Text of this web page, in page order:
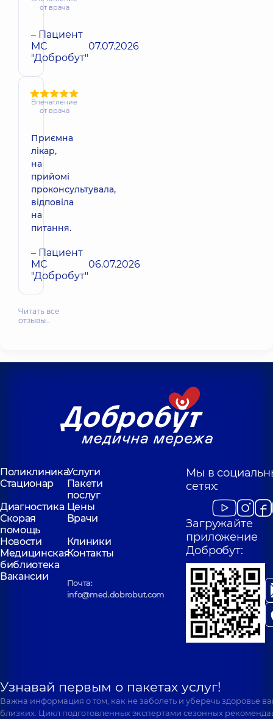
от врача
– Пациент
МС
"Добробут"
07.07.2026
Впечатление
от врача
Приємна
лікар,
на
прийомі
проконсультувала,
відповіла
на
питання.
– Пациент
МС
"Добробут"
06.07.2026
Читать все
отзывы…
ПоликлиникаУслуги
Стационар
Пакети
послуг
Диагностика Цены
Скорая
помощь
Врачи
Новости
Клиники
Медицинская
библиотека
Контакты
Вакансии
Почта:
info@med.dobrobut.com
Мы в
сетях:
Загружайте
приложение
Добробут:
Узнавай первым о пакетах услуг!
Важна информация о том, как не заболеть и уберечь здоровье
близких. Цикл подготовленных экспертами сезонных